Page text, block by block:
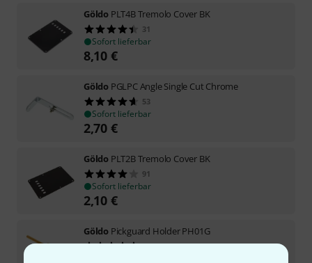
Göldo PLT4B Tremolo Cover BK
31
Sofort lieferbar
8,10 €
Göldo PGLPC Angle Single Cut Chrome
53
Sofort lieferbar
2,70 €
Göldo PLT2B Tremolo Cover BK
91
Sofort lieferbar
2,10 €
Göldo Pickguard Holder PH01G
3